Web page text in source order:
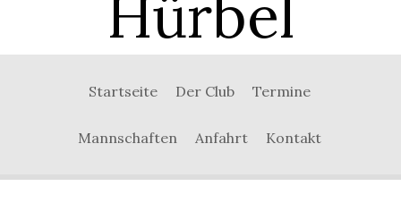
Hürbel
Startseite Der Club Termine
Mannschaften Anfahrt Kontakt